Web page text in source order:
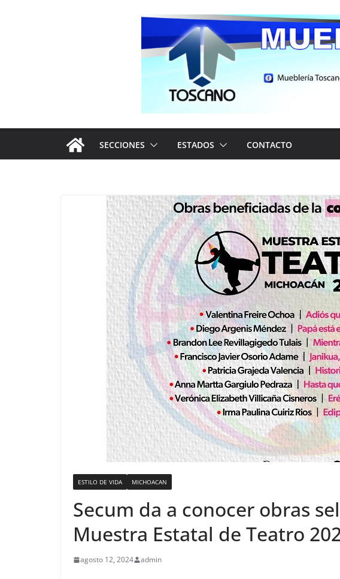
SECCIONES ESTADOS CONTACTO
ESTILO DE VIDA MICHOACAN
Secum da a conocer obras
Muestra Estatal de Teatro
agosto 12, 2024 admin